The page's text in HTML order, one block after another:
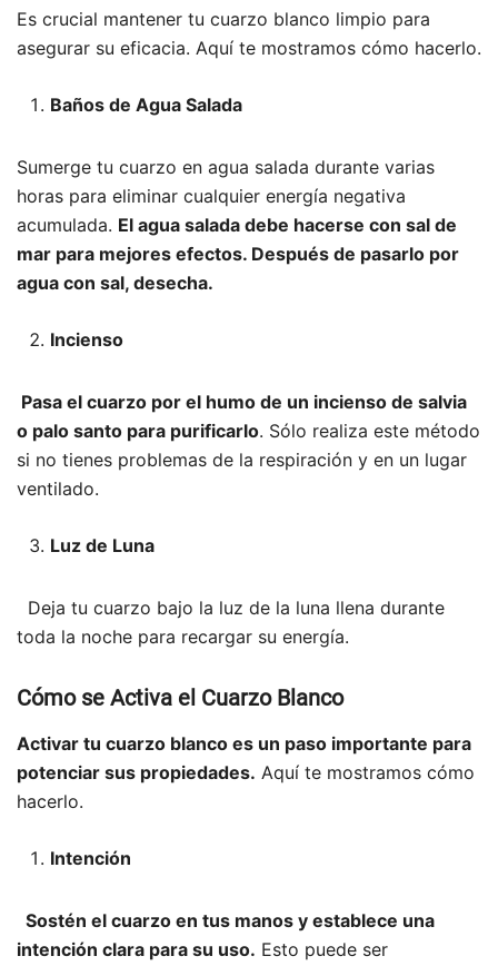
Es crucial mantener tu cuarzo blanco limpio para
asegurar su eficacia. Aquí te mostramos cómo hacerlo.
Baños de Agua Salada
Sumerge tu cuarzo en agua salada durante varias
horas para eliminar cualquier energía negativa
acumulada. El agua salada debe hacerse con sal de
mar para mejores efectos. Después de pasarlo por
agua con sal, desecha.
Incienso
Pasa el cuarzo por el humo de un incienso de salvia
o palo santo para purificarlo. Sólo realiza este método
si no tienes problemas de la respiración y en un lugar
ventilado.
Luz de Luna
Deja tu cuarzo bajo la luz de la luna llena durante
toda la noche para recargar su energía.
Cómo se Activa el Cuarzo Blanco
Activar tu cuarzo blanco es un paso importante para
potenciar sus propiedades. Aquí te mostramos cómo
hacerlo.
Intención
Sostén el cuarzo en tus manos y establece una
intención clara para su uso. Esto puede ser